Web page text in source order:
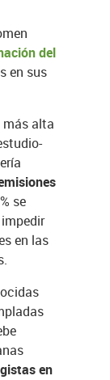
del
en sus
más alta
se
en las
en